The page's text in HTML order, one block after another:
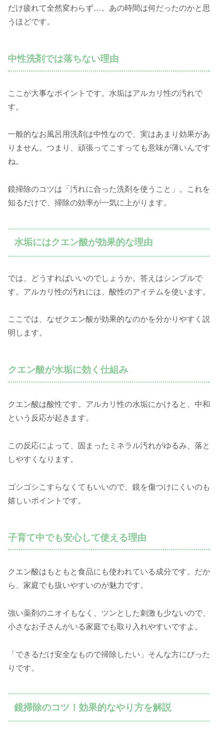
だけ疲れて全然変わらず…。あの時間は何だったのかと思
うほどです。
中性洗剤では落ちない理由
ここが大事なポイントです。水垢はアルカリ性の汚れで
す。
一般的なお風呂用洗剤は中性なので、実はあまり効果があ
りません。つまり、頑張ってこすっても意味が薄いんです
ね。
鏡掃除のコツは「汚れに合った洗剤を使うこと」。これを
知るだけで、掃除の効率が一気に上がります。
水垢にはクエン酸が効果的な理由
では、どうすればいいのでしょうか。答えはシンプルで
す。アルカリ性の汚れには、酸性のアイテムを使います。
ここでは、なぜクエン酸が効果的なのかを分かりやすく説
明します。
クエン酸が水垢に効く仕組み
クエン酸は酸性です。アルカリ性の水垢にかけると、中和
という反応が起きます。
この反応によって、固まったミネラル汚れがゆるみ、落と
しやすくなります。
ゴシゴシこすらなくてもいいので、鏡を傷つけにくいのも
嬉しいポイントです。
子育て中でも安心して使える理由
クエン酸はもともと食品にも使われている成分です。だか
ら、家庭でも扱いやすいのが魅力です。
強い薬剤のニオイもなく、ツンとした刺激も少ないので、
小さなお子さんがいる家庭でも取り入れやすいですよ。
「できるだけ安全なもので掃除したい」そんな方にぴった
りです。
鏡掃除のコツ！効果的なやり方を解説